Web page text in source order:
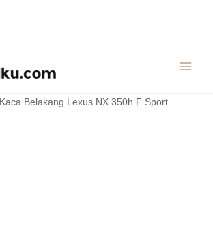
Kaca Belakang Lexus NX 350h F Sport